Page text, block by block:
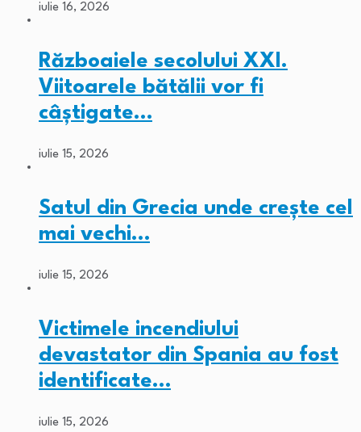
iulie 16, 2026
Războaiele secolului XXI.
Viitoarele bătălii vor fi
câștigate…
iulie 15, 2026
Satul din Grecia unde crește cel
mai vechi…
iulie 15, 2026
Victimele incendiului
devastator din Spania au fost
identificate…
iulie 15, 2026